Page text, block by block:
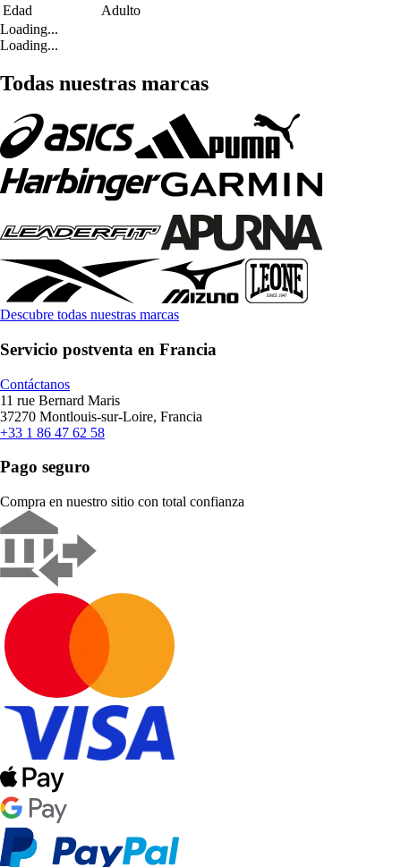
Edad
Adulto
Loading...
Loading...
Todas nuestras marcas
Descubre todas nuestras marcas
Servicio postventa en Francia
Contáctanos
11 rue Bernard Maris
37270 Montlouis-sur-Loire, Francia
+33 1 86 47 62 58
Pago seguro
Compra en nuestro sitio con total confianza